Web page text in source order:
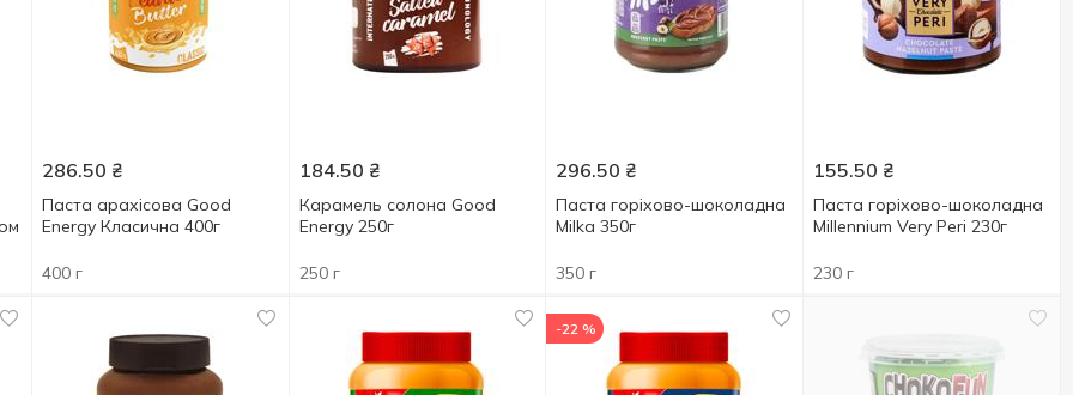
286.50 ₴
Паста арахісова Good
Energy Класична 400г
400 г
184.50 ₴
Карамель солона Good
Energy 250г
250 г
296.50 ₴
Паста горіхово-шоколадна
Milka 350г
350 г
155.50 ₴
Паста горіхово-шоколадна
Millennium Very Peri 230г
230 г
-22 %